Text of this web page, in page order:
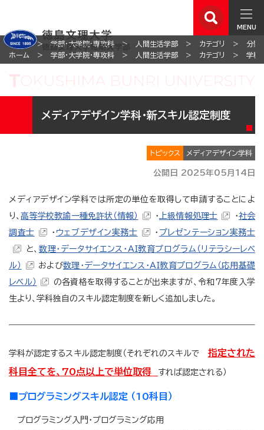
MENU
ホーム 学部・大学院・専攻科 人間生活学部 カテゴリ
分野
ホーム
学部・大学院・専攻科 人間生活学部 カテゴリ 学科
メディアデザイン学科・新スキル認定制度
トピックス メディアデザイン学科
公開日 2025年05月14日
メディアデザイン学科では所定の単位を取得して申請することによ
り、高等学校教諭一種免許状（情報） ・ 上級情報処理士 ・社会
調査士
・ ウェブデザイン実務士 ・ プレゼンテーション実務士
と、 数理・データサイエンス・AI教育プログラム（リテラシーレベ
ル）
および数理・データサイエンス・AI教育プログラム（応用基礎
レベル）
の各資格を取得することが出来ますが、令和7年度入学
生より、学科独自のスキル認定制度を新しく追加しました。
学科が認定するスキル認定制度（それぞれのスキルで 指定された
科目全てを、70点以上で単位取得
すれば認定される）
プログラミングスキル認定 （10科目）
プログラミング入門・プログラミング応用